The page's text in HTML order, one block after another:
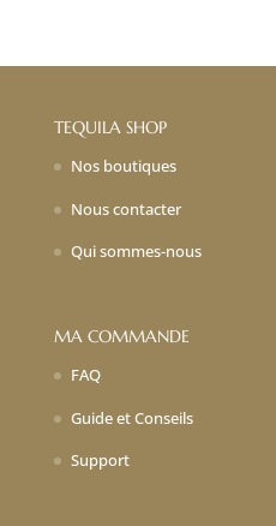
TEQUILA SHOP
Nos boutiques
Nous contacter
Qui sommes-nous
MA COMMANDE
FAQ
Guide et Conseils
Support